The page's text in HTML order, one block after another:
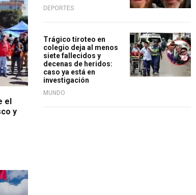
el
y
DEPORTES
Trágico tiroteo en
colegio deja al menos
siete fallecidos y
decenas de heridos:
caso ya está en
investigación
MUNDO